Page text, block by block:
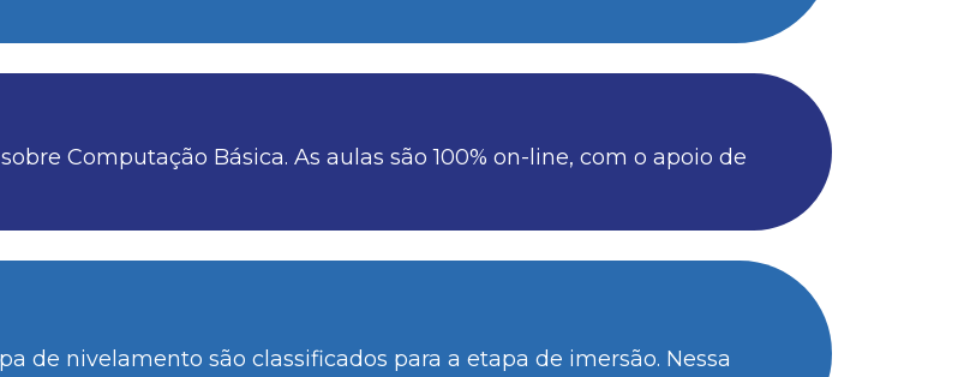
Computação Básica. As aulas são 100% on-line, com o apoio de
de nivelamento são classificados para a etapa de imersão. Nessa